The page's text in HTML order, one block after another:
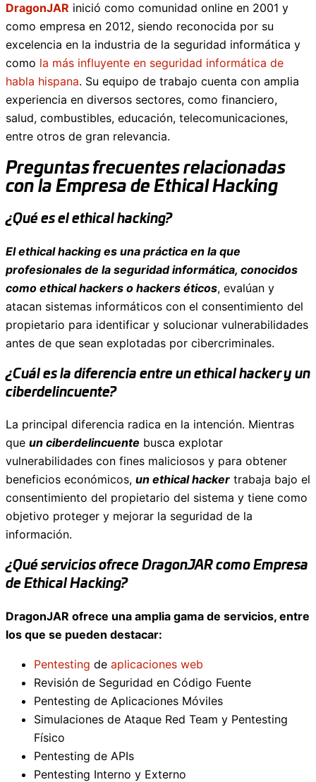
DragonJAR inició como comunidad online en 2001 y
como empresa en 2012, siendo reconocida por su
excelencia en la industria de la seguridad informática y
como la más influyente en seguridad informática de
habla hispana. Su equipo de trabajo cuenta con amplia
experiencia en diversos sectores, como financiero,
salud, combustibles, educación, telecomunicaciones,
entre otros de gran relevancia.
Preguntas frecuentes relacionadas
con la Empresa de Ethical Hacking
¿Qué es el ethical hacking?
El ethical hacking es una práctica en la que
profesionales de la seguridad informática, conocidos
como ethical hackers o hackers éticos, evalúan y
atacan sistemas informáticos con el consentimiento del
propietario para identificar y solucionar vulnerabilidades
antes de que sean explotadas por cibercriminales.
¿Cuál es la diferencia entre un ethical hacker y un
ciberdelincuente?
La principal diferencia radica en la intención. Mientras
que un ciberdelincuente busca explotar
vulnerabilidades con fines maliciosos y para obtener
beneficios económicos, un ethical hacker trabaja bajo el
consentimiento del propietario del sistema y tiene como
objetivo proteger y mejorar la seguridad de la
información.
¿Qué servicios ofrece DragonJAR como Empresa
de Ethical Hacking?
DragonJAR ofrece una amplia gama de servicios, entre
los que se pueden destacar:
Pentesting de aplicaciones web
Revisión de Seguridad en Código Fuente
Pentesting de Aplicaciones Móviles
Simulaciones de Ataque Red Team y Pentesting
Físico
Pentesting de APIs
Pentesting Interno y Externo